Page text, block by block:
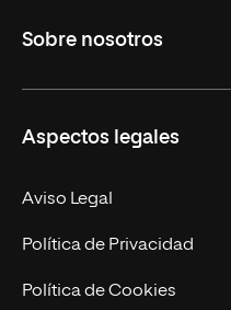
Derecho
Empresa
MBA
Marketing y Comunicación
Ingeniería
Sobre nosotros
Nuestro Equipo
Contacto
Aspectos legales
Aviso Legal
Política de Privacidad
Política de Cookies